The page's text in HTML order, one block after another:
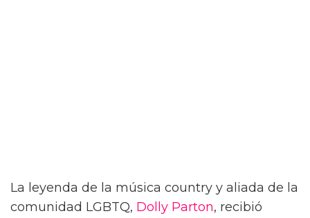
La leyenda de la música country y aliada de la
comunidad LGBTQ, Dolly Parton, recibió